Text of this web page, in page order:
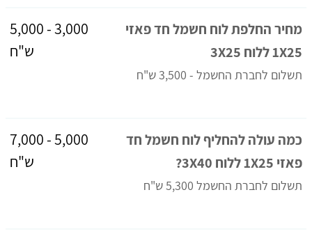
מחיר החלפת לוח חשמל חד פאזי
1X25 ללוח 3X25
תשלום לחברת החשמל - 3,500 ש"ח
3,000 - 5,000
ש"ח
כמה עולה להחליף לוח חשמל חד
פאזי 1X25 ללוח 3X40?
תשלום לחברת החשמל 5,300 ש"ח
5,000 - 7,000
ש"ח